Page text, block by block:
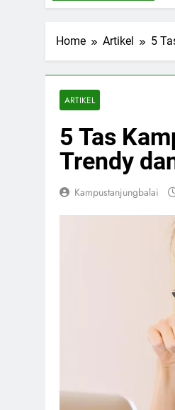
Home Artikel 5
ARTIKEL
5 Tas
Trendy
Kampustanjungbalai